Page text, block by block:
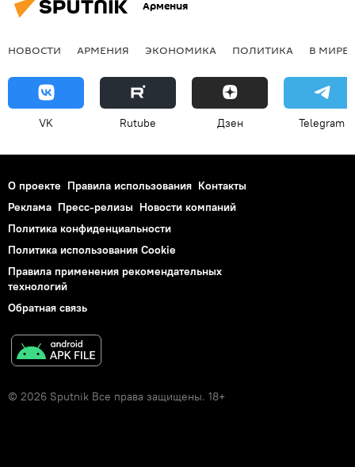
Армения
НОВОСТИ АРМЕНИЯ ЭКОНОМИКА ПОЛИТИКА В МИРЕ
VK Rutube Дзен Telegram
О проекте Правила использования Контакты
Реклама Пресс-релизы Новости компаний
Политика конфиденциальности
Политика использования Cookie
Правила применения рекомендательных
технологий
Обратная связь
© 2026 Sputnik Все права защищены. 18+